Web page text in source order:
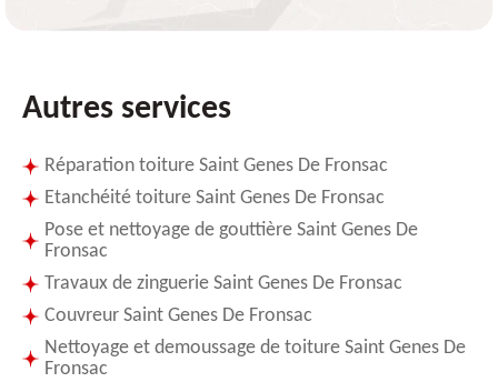
Autres services
Réparation toiture Saint Genes De Fronsac
Etanchéité toiture Saint Genes De Fronsac
Pose et nettoyage de gouttière Saint Genes De
Fronsac
Travaux de zinguerie Saint Genes De Fronsac
Couvreur Saint Genes De Fronsac
Nettoyage et demoussage de toiture Saint Genes De
Fronsac